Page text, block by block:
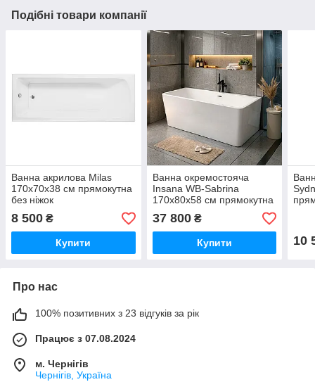
Подібні товари компанії
Ванна акрилова Milas
170x70х38 см прямокутна
без ніжок
8 500 ₴
Купити
Ванна окремостояча
Insana WB-Sabrina
170х80х58 см прямокутна
акрилова з ніжками і
сифоном
37 800₴
Купити 10
Про нас
100% позитивних з 23 відгуків за рік
Працює з 07.08.2024
м. Чернігів
Чернігів, Україна